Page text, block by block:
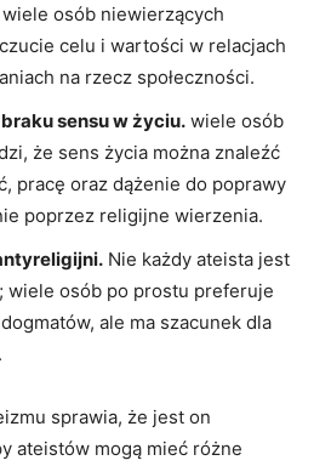
osób niewierzących
celu i wartości⁤ w relacjach
na rzecz społeczności.
sensu w życiu. wiele osób
że sens życia można znaleźć
pracę oraz dążenie do poprawy
poprzez religijne wierzenia.
Nie każdy ateista jest
wiele osób po prostu preferuje
ale ma szacunek ‌dla
sprawia, że jest on
ateistów mogą mieć różne